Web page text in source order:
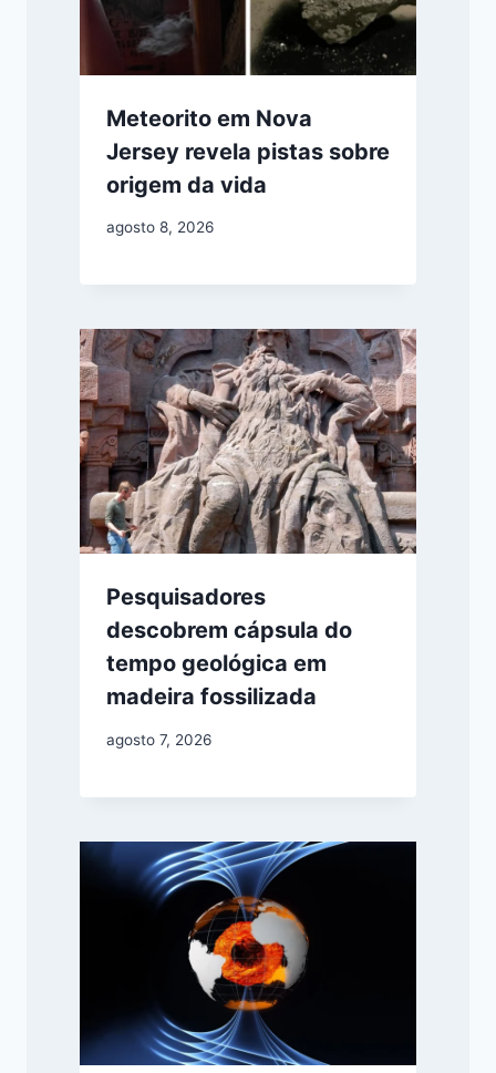
Meteorito em Nova
Jersey revela pistas sobre
origem da vida
agosto 8, 2026
Pesquisadores
descobrem cápsula do
tempo geológica em
madeira fossilizada
agosto 7, 2026